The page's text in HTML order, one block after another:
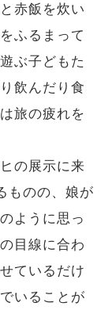
赤飯を炊い
ふるまって
ぶ子どもた
飲んだり食
旅の疲れを
の展示に来
ものの、娘が
ように思っ
目線に合わ
ているだけ
いることが